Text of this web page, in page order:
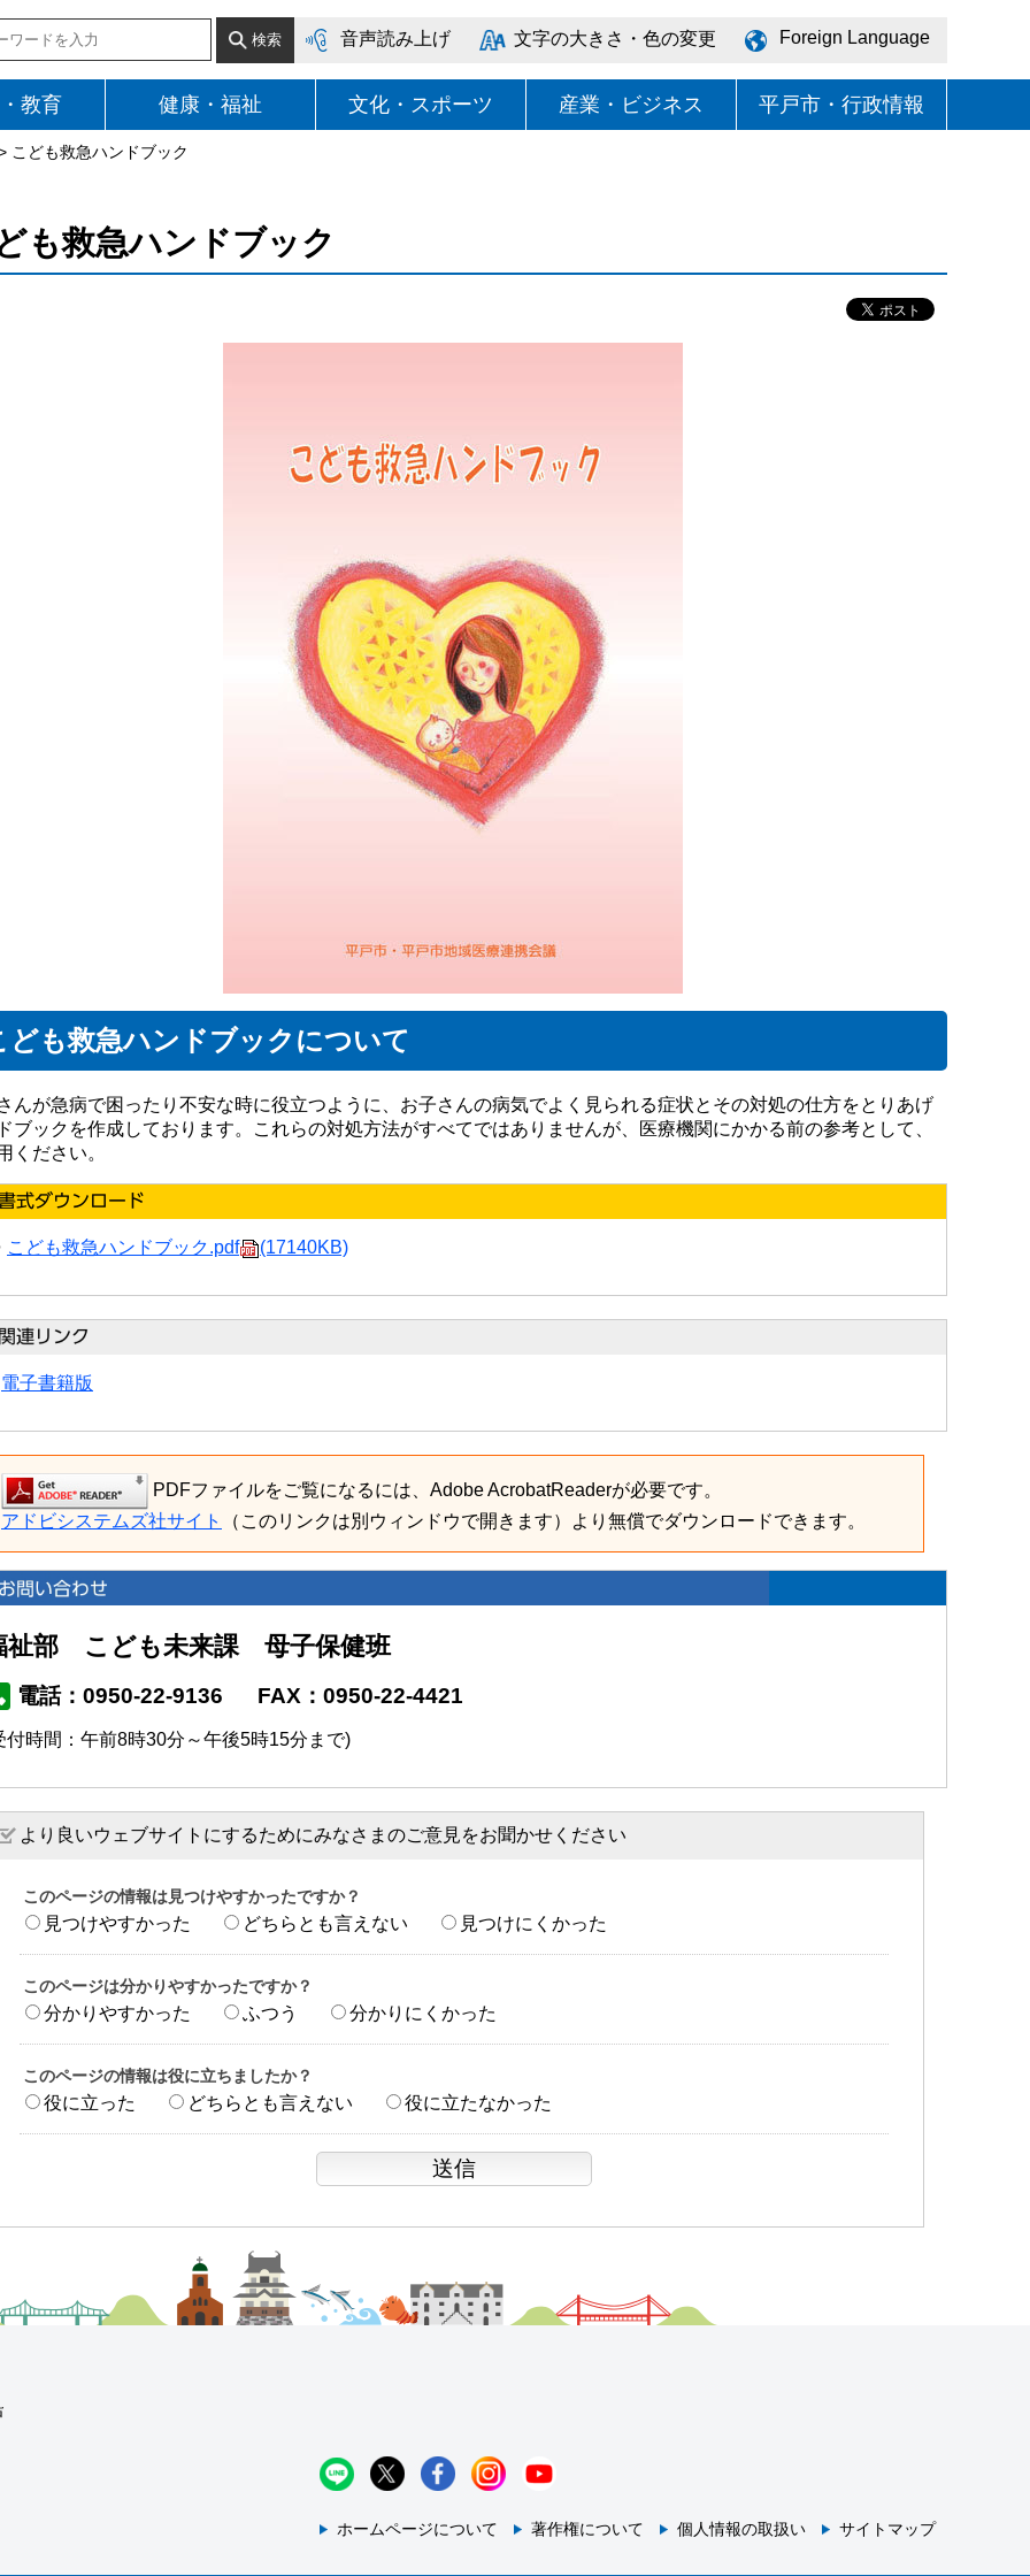
音声読み上げ 文字の大きさ・色の変更 Foreign Language
教育 健康・福祉 文化・スポーツ 産業・ビジネス 平戸市・行政情報
こども救急ハンドブック
も救急ハンドブック
ども救急ハンドブックについて
んが急病で困ったり不安な時に役立つように、お子さんの病気でよく見られる症状とその対処の仕方をとりあげ
ブックを作成しております。これらの対処方法がすべてではありませんが、医療機関にかかる前の参考として、
ください。
こども救急ハンドブック.pdf (17140KB)
電子書籍版
PDFファイルをご覧になるには、Adobe AcrobatReaderが必要です。
アドビシステムズ社サイト
（このリンクは別ウィンドウで開きます）より無償でダウンロードできます。
祉部 こども未来課 母子保健班
電話：0950-22-9136 FAX：0950-22-4421
付時間：午前8時30分～午後5時15分まで)
より良いウェブサイトにするためにみなさまのご意見をお聞かせください
このページの情報は見つけやすかったですか？
見つけやすかった どちらとも言えない 見つけにくかった
このページは分かりやすかったですか？
分かりやすかった ふつう 分かりにくかった
このページの情報は役に立ちましたか？
役に立った どちらとも言えない 役に立たなかった
ホームページについて 著作権について 個人情報の取扱い サイトマップ